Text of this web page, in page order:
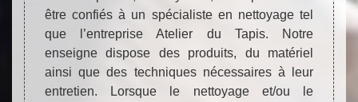
être confiés à un spécialiste en nettoyage tel
que l’entreprise Atelier du Tapis. Notre
enseigne dispose des produits, du matériel
ainsi que des techniques nécessaires à leur
entretien. Lorsque le nettoyage et/ou le